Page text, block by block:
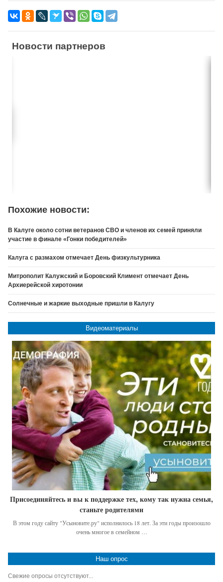
Новости партнеров
Похожие новости:
В Калуге около сотни ветеранов СВО и членов их семей приняли
участие в финале «Гонки победителей»
Калуга с размахом отмечает День физкультурника
Митрополит Калужский и Боровский Климент отмечает День
Архиерейской хиротонии
Солнечные и жаркие выходные пришли в Калугу
Видеоматериалы
Присоединяйтесь и вы к поддержке тех, кому так нужна семья,
станьте родителями
В этом году сайту "Усыновите.ру" исполнилось 18 лет. За эти годы произошло
очень многое в семейном …
Наш опрос
Свежие опросы отсутствуют...